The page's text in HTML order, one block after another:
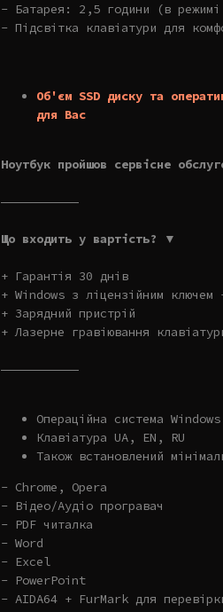
- Батарея: 2,5 години (в режимі
- Підсвітка клавіатури для
Об'єм SSD диску та
для Вас
Ноутбук пройшов сервісне
———————————
Що входить у вартість? ▼
+ Гарантія 30 днів
+ Windows з ліцензійним ключем
+ Зарядний пристрій
+ Лазерне гравіювання
———————————
Операційна система
Клавіатура UA, EN, RU
Також встановлений
- Chrome, Opera
- Відео/Аудіо програвач
- PDF читалка
- Word
- Excel
- PowerPoint
- AIDA64 + FurMark для